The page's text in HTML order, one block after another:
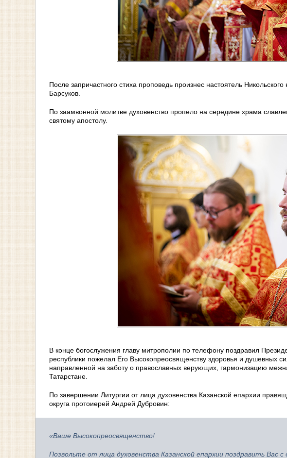
После запричастного стиха проповедь произнес настоятель
Барсуков.
По заамвонной молитве духовенство пропело на середине храма
святому апостолу.
В конце богослужения главу митрополии по телефону поздравил
республики пожелал Его Высокопреосвященству здоровья и душевных
направленной на заботу о православных верующих, гармонизацию
Татарстане.
По завершении Литургии от лица духовенства Казанской епархии
округа протоиерей Андрей Дубровин:
«Ваше Высокопреосвященство!
Позвольте от лица духовенства Казанской епархии поздравить Вас